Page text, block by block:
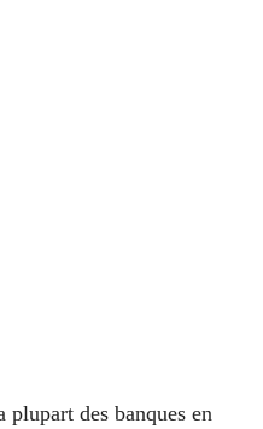
plupart des banques en